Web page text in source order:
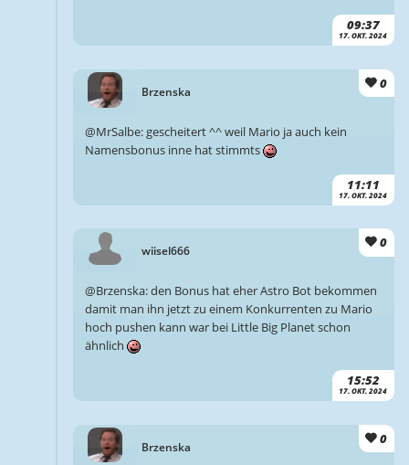
09:37
17. OKT. 2024
Brzenska
0
11:11
17. OKT. 2024
@MrSalbe: gescheitert ^^ weil Mario ja auch kein
Namensbonus inne hat stimmts
wiisel666 0
15:52
17. OKT. 2024
@Brzenska: den Bonus hat eher Astro Bot bekommen
damit man ihn jetzt zu einem Konkurrenten zu Mario
hoch pushen kann war bei Little Big Planet schon
ähnlich
Brzenska
0